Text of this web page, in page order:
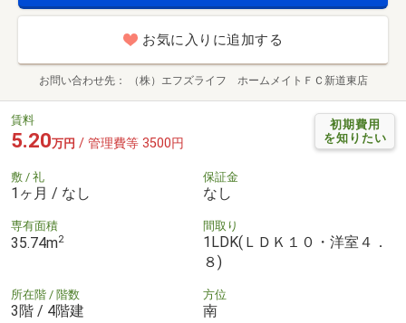
お気に入りに追加する
お問い合わせ先 （株）エフズライフ ホームメイトＦＣ新道東店
初期費用
を知りたい
賃料
5.20万円 / 管理費等 3500円
敷 / 礼
1ヶ月 / なし
保証金
なし
専有面積
35.74m2
間取り
1LDK(ＬＤＫ１０・洋室４．
８)
所在階 / 階数
3階 / 4階建
方位
南